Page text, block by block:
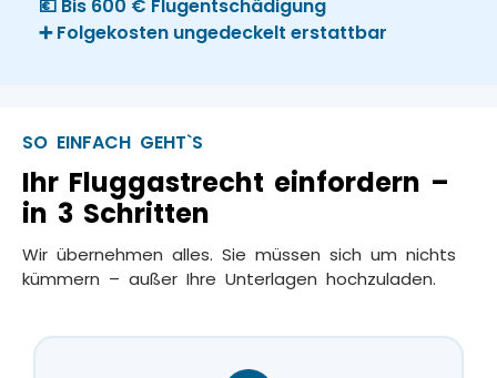
💶 Bis 600 € Flugentschädigung
➕ Folgekosten ungedeckelt erstattbar
SO EINFACH GEHT`S
Ihr Fluggastrecht einfordern –
in 3 Schritten
Wir übernehmen alles. Sie müssen sich um nichts
kümmern – außer Ihre Unterlagen hochzuladen.